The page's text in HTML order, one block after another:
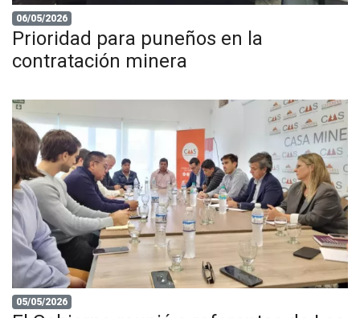
06/05/2026
Prioridad para puneños en la
contratación minera
05/05/2026